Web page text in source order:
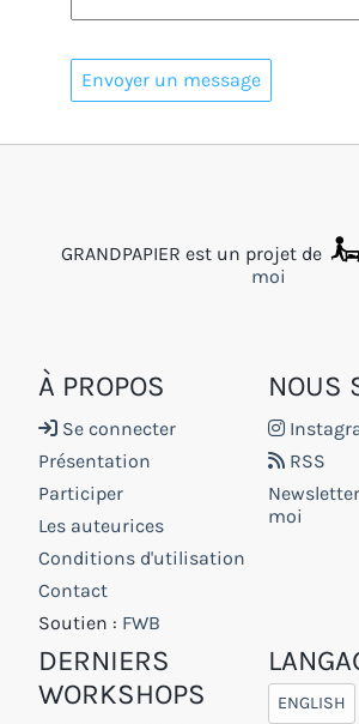
GRANDPAPIER est un projet de
moi
À PROPOS
Se connecter
Présentation
Participer
Les auteurices
Conditions d'utilisation
Contact
Soutien : FWB
NOUS
RSS
moi
DERNIERS
WORKSHOPS
ENGLISH